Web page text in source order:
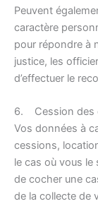
Peuvent
caractère
pour répondre à
justice, les
d’effectuer le
6. Cession des
Vos données à
cessions,
le cas où vous
de cocher une
de la collecte de